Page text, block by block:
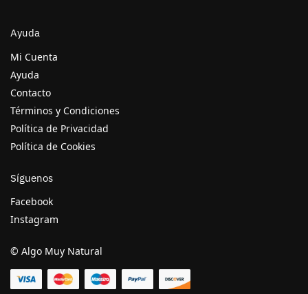
Ayuda
Mi Cuenta
Ayuda
Contacto
Términos y Condiciones
Política de Privacidad
Política de Cookies
Síguenos
Facebook
Instagram
© Algo Muy Natural